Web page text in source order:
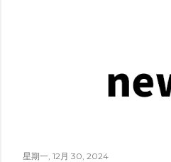
星期一, 12月 30, 2024